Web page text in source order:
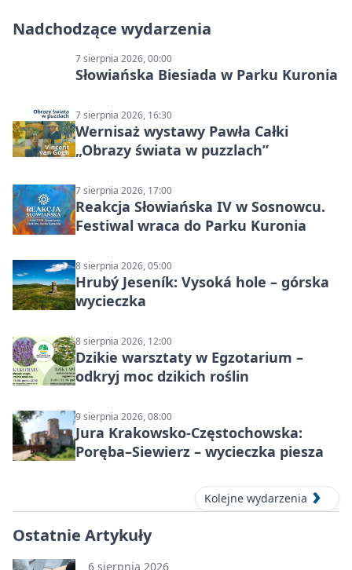
Nadchodzące wydarzenia
7 sierpnia 2026, 00:00
Słowiańska Biesiada w Parku Kuronia
7 sierpnia 2026, 16:30
Wernisaż wystawy Pawła Całki
„Obrazy świata w puzzlach”
7 sierpnia 2026, 17:00
Reakcja Słowiańska IV w Sosnowcu.
Festiwal wraca do Parku Kuronia
8 sierpnia 2026, 05:00
Hrubý Jeseník: Vysoká hole – górska
wycieczka
8 sierpnia 2026, 12:00
Dzikie warsztaty w Egzotarium –
odkryj moc dzikich roślin
9 sierpnia 2026, 08:00
Jura Krakowsko-Częstochowska:
Poręba–Siewierz – wycieczka piesza
Kolejne wydarzenia
Ostatnie Artykuły
6 sierpnia 2026